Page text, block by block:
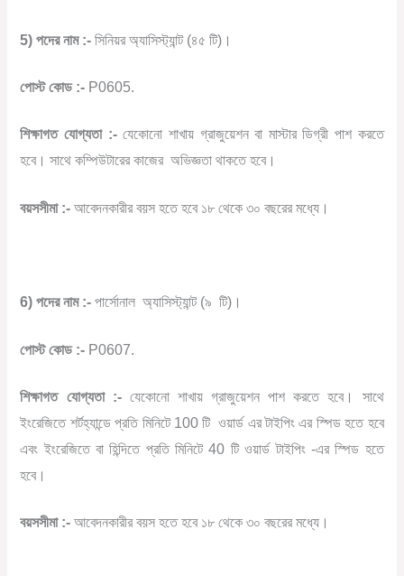
5) পদের নাম :-সিনিয়র অ্যাসিস্ট্যান্ট (৪৫ টি)।
পোস্ট কোড :- P0605.
শিক্ষাগত যোগ্যতা :-যেকোনো শাখায় গ্রাজুয়েশন বা মাস্টার ডিগ্রী পাশ করতে
হবে। সাথে কম্পিউটারের কাজের অভিজ্ঞতা থাকতে হবে।
বয়সসীমা :-আবেদনকারীর বয়স হতে হবে ১৮ থেকে ৩০ বছরের মধ্যে।
6) পদের নাম :-পার্সোনাল অ্যাসিস্ট্যান্ট (৯ টি)।
পোস্ট কোড :- P0607.
শিক্ষাগত যোগ্যতা :- যেকোনো শাখায় গ্রাজুয়েশন পাশ করতে হবে। সাথে
ইংরেজিতে শর্টহ্যান্ডে প্রতি মিনিটে 100 টি ওয়ার্ড এর টাইপিং এর স্পিড হতে হবে
এবং ইংরেজিতে বা হিন্দিতে প্রতি মিনিটে 40 টি ওয়ার্ড টাইপিং -এর স্পিড হতে
হবে।
বয়সসীমা :-আবেদনকারীর বয়স হতে হবে ১৮ থেকে ৩০ বছরের মধ্যে।